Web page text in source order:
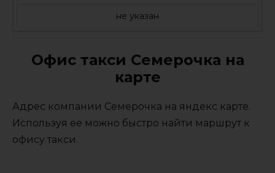
не указан
Офис такси Семерочка на
карте
Адрес компании Семерочка на яндекс карте.
Используя ее можно быстро найти маршрут к
офису такси.